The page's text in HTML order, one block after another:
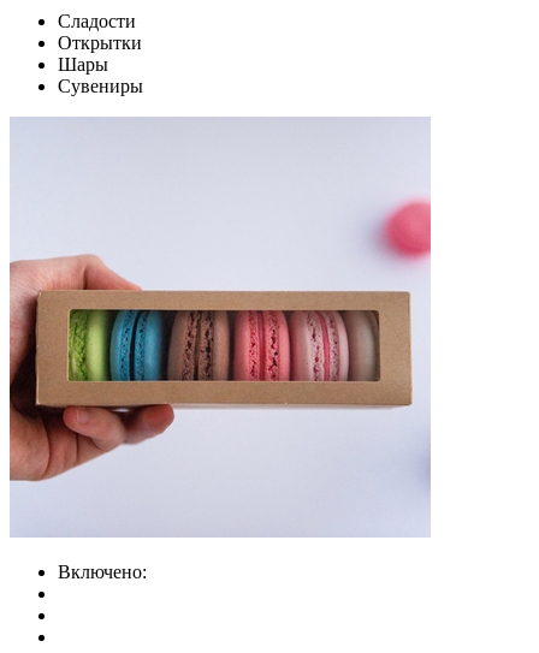
Сладости
Открытки
Шары
Сувениры
Включено: